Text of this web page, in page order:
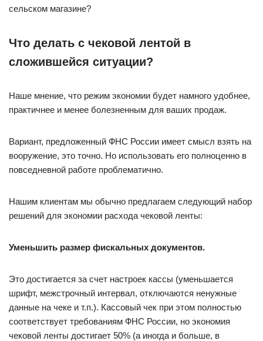
сельском магазине?
Что делать с чековой лентой в
сложившейся ситуации?
Наше мнение, что режим экономии будет намного удобнее,
практичнее и менее болезненным для ваших продаж.
Вариант, предложенный ФНС России имеет смысл взять на
вооружение, это точно. Но использовать его полноценно в
повседневной работе проблематично.
Нашим клиентам мы обычно предлагаем следующий набор
решений для экономии расхода чековой ленты:
Уменьшить размер фискальных документов.
Это достигается за счет настроек кассы (уменьшается
шрифт, межстрочный интервал, отключаются ненужные
данные на чеке и т.п.). Кассовый чек при этом полностью
соответствует требованиям ФНС России, но экономия
чековой ленты достигает 50% (а иногда и больше, в